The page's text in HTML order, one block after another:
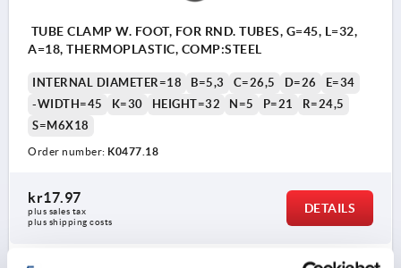
TUBE CLAMP W. FOOT, FOR RND. TUBES, G=45, L=32,
A=18, THERMOPLASTIC, COMP:STEEL
INTERNAL DIAMETER=18 B=5,3 C=26,5 D=26
E=34
-WIDTH=45
K=30 HEIGHT=32 N=5 P=21
R=24,5
S=M6X18
Order number: K0477.18
kr17.97
plus sales tax
plus shipping costs
DETAILS